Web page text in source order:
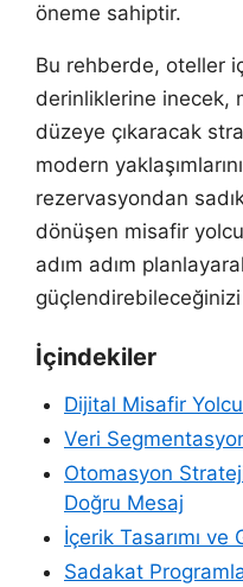
öneme sahiptir.
Bu rehberde, oteller
derinliklerine inecek,
düzeye çıkaracak
modern
rezervasyondan
dönüşen misafir
adım adım
İçindekiler
Dijital Misafir
Veri
Otomasyon
Doğru Mesaj
İçerik Tasarımı ve
Sadakat